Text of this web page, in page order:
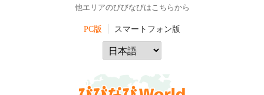
他エリアのびびなびはこちらから
PC版 スマートフォン版